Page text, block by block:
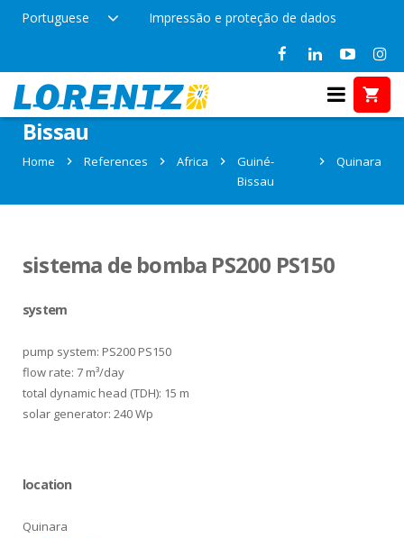
Portuguese Impressão e proteção de dados
References in Quinara, Guiné-
Bissau
Home References Africa
Guiné-
Bissau
Quinara
sistema de bomba PS200 PS150
system
pump system: PS200 PS150
flow rate: 7 m³/day
total dynamic head (TDH): 15 m
solar generator: 240 Wp
location
Quinara